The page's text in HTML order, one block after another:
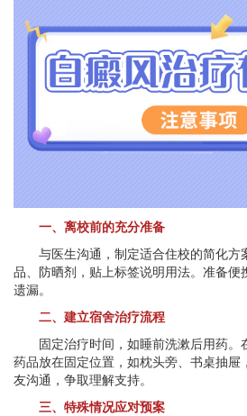
一、离校前的充分准备
与医生沟通，制定适合住校的简化方
品、防晒剂，贴上标签说明用法。准备便
遗漏。
二、建立宿舍治疗流程
固定治疗时间，如睡前洗漱后用药。
药品放在固定位置，如枕头旁、书桌抽屉
友沟通，争取理解支持。
三、特殊情况应对预案